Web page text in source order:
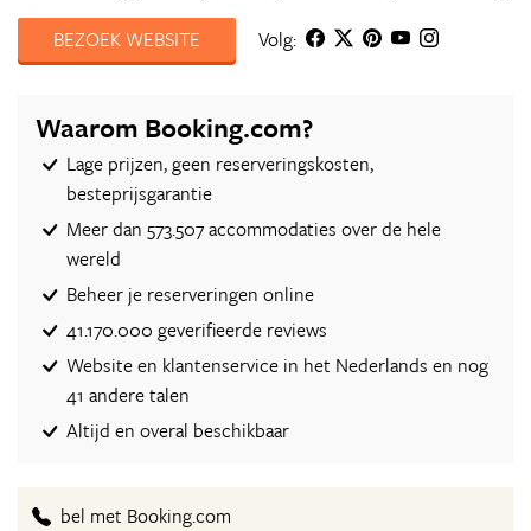
BEZOEK WEBSITE
Volg:
Waarom Booking.com?
Lage prijzen, geen reserveringskosten,
besteprijsgarantie
Meer dan 573.507 accommodaties over de hele
wereld
Beheer je reserveringen online
41.170.000 geverifieerde reviews
Website en klantenservice in het Nederlands en nog
41 andere talen
Altijd en overal beschikbaar
bel met Booking.com